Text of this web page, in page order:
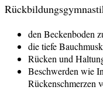
den Beckenboden
die tiefe
Rücken und
Beschwerden wie
Rückenschmerzen